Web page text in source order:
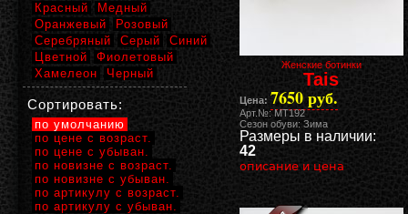
Женские ботинки
Tais
Цена: 7650 руб.
Арт.№: MT192
Сезон обуви: Зима
Размеры в наличии:
42
описание и цена
Красный
Медный
Оранжевый
Розовый
Серебряный
Серый
Синий
Цветной
Фиолетовый
Хамелеон
Черный
Сортировать:
по умолчанию
по цене с возраст.
по цене с убыван.
по новизне с возраст.
по новизне с убыван.
по артикулу с возраст.
по артикулу с убыван.